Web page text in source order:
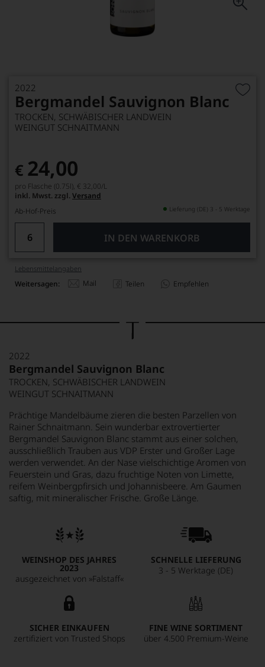
2022
Bergmandel Sauvignon Blanc
TROCKEN, SCHWÄBISCHER LANDWEIN
WEINGUT SCHNAITMANN
€ 24,00
pro Flasche (0.75l), € 32,00/L
inkl. Mwst. zzgl. Versand
Ab-Hof-Preis
Lieferung (DE) 3 - 5 Werktage
IN DEN WARENKORB
Lebensmittel­angaben
Weitersagen: Mail Teilen Empfehlen
2022
Bergmandel Sauvignon Blanc
TROCKEN, SCHWÄBISCHER LANDWEIN
WEINGUT SCHNAITMANN
Prächtige Mandelbäume zieren die besten Parzellen von
Rainer Schnaitmann. Sein wunderbar extrovertierter
Bergmandel Sauvignon Blanc stammt aus einer solchen,
ausschließlich Trauben aus VDP Erster und Großer Lage
werden verwendet. An der Nase vielschichtige Aromen von
Feuerstein und Gras, dazu fruchtige Noten von Limette,
reifem Weinbergpfirsich und Johannisbeere. Am Gaumen
saftig, mit mineralischer Frische. Große Länge.
WEINSHOP DES JAHRES
2023
ausgezeichnet von »Falstaff«
SCHNELLE LIEFERUNG
3 - 5 Werktage (DE)
SICHER EINKAUFEN
zertifiziert von Trusted Shops
FINE WINE SORTIMENT
über 4.500 Premium-Weine